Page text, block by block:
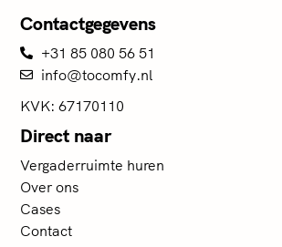
Contactgegevens
+31 85 080 56 51
info@tocomfy.nl
KVK: 67170110
Direct naar
Vergaderruimte huren
Over ons
Cases
Contact